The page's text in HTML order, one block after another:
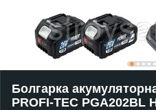
Болгарка
PROFI-TEC PGA202BL